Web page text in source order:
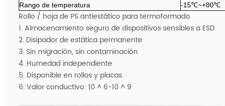
Rango de temperatura
-15℃~+80℃
Rollo / hoja de PS antiestático para termoformado
1. Almacenamiento seguro de dispositivos sensibles a ESD
2. Disipador de estática permanente
3. Sin migración, sin contaminación
4. Humedad independiente
5. Disponible en rollos y placas.
6. Valor conductivo: 10 ^ 6-10 ^ 9